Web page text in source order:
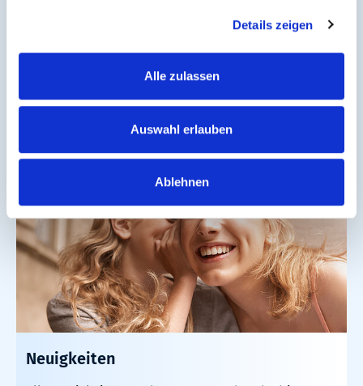
Details zeigen
Alle zulassen
Auswahl erlauben
Ablehnen
Mehr erfahren
Neuigkeiten